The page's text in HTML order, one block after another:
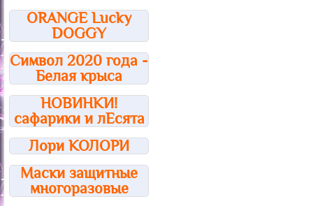
ORANGE Lucky
DOGGY
Символ 2020 года -
Белая крыса
НОВИНКИ!
сафарики и лЕсята
Лори КОЛОРИ
Маски защитные
многоразовые